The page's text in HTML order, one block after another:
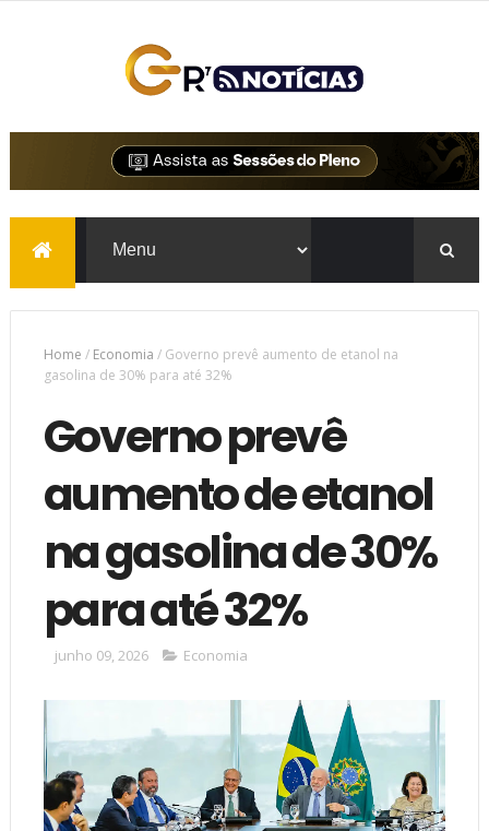
Home / Economia / Governo prevê aumento de etanol na
gasolina de 30% para até 32%
Governo prevê
aumento de etanol
na gasolina de 30%
para até 32%
junho 09, 2026 Economia